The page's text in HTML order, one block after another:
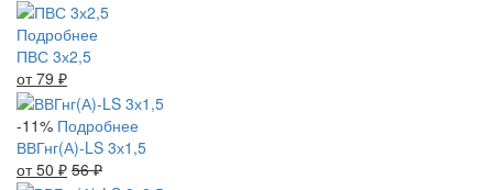
Подробнее
ПВС 3х2,5
от 79 ₽
-11% Подробнее
ВВГнг(А)-LS 3х1,5
от 50 ₽ 56₽